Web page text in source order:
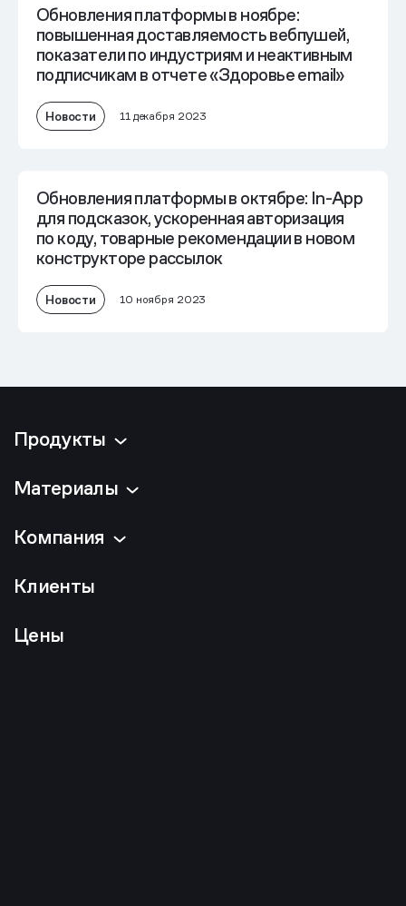
Обновления платформы в ноябре:
повышенная доставляемость вебпушей,
показатели по индустриям и неактивным
подписчикам в отчете «Здоровье email»
Новости 11 декабря 2023
Обновления платформы в октябре: In-App
для подсказок, ускоренная авторизация
по коду, товарные рекомендации в новом
конструкторе рассылок
Новости 10 ноября 2023
Продукты
Материалы
Компания
Клиенты
Цены